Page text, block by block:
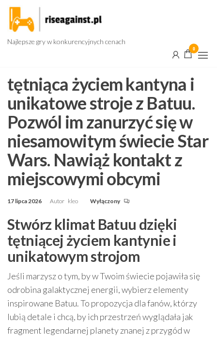
Przejdź
treści
Najlepsze gry w konkurencyjnych cenach
0
tętniąca życiem kantyna i
unikatowe stroje z Batuu.
Pozwól im zanurzyć się w
niesamowitym świecie Star
Wars. Nawiąż kontakt z
miejscowymi obcymi
17 lipca 2026 Autor kleo Wyłączony
Stwórz klimat Batuu dzięki
tętniącej życiem kantynie i
unikatowym strojom
Jeśli marzysz o tym, by w Twoim świecie pojawiła się
odrobina galaktycznej energii, wybierz elementy
inspirowane Batuu. To propozycja dla fanów, którzy
lubią detale i chcą, by ich przestrzeń wyglądała jak
fragment legendarnej planety znanej z przygód w